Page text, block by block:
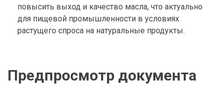
повысить выход и качество масла, что актуально
для пищевой промышленности в условиях
растущего спроса на натуральные продукты.
Предпросмотр документа